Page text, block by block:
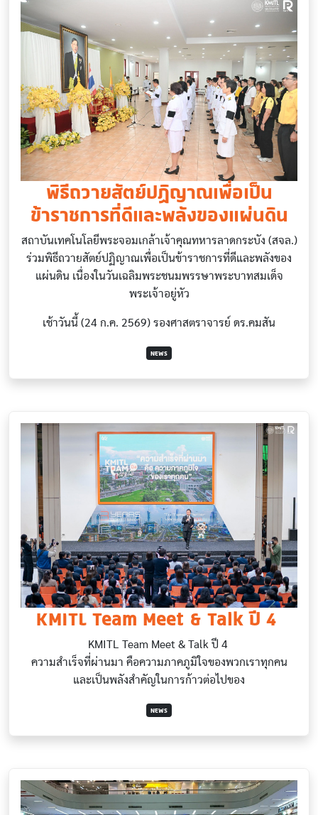
พิธีถวายสัตย์ปฏิญาณเพื่อเป็น
ข้าราชการที่ดีและพลังของแผ่นดิน
สถาบันเทคโนโลยีพระจอมเกล้าเจ้าคุณทหารลาดกระบัง (สจล.)
ร่วมพิธีถวายสัตย์ปฏิญาณเพื่อเป็นข้าราชการที่ดีและพลังของ
แผ่นดิน เนื่องในวันเฉลิมพระชนมพรรษาพระบาทสมเด็จ
พระเจ้าอยู่หัว
เช้าวันนี้ (24 ก.ค. 2569) รองศาสตราจารย์ ดร.คมสัน
NEWS
KMITL Team Meet & Talk ปี 4
KMITL Team Meet & Talk ปี 4
ความสำเร็จที่ผ่านมา คือความภาคภูมิใจของพวกเราทุกคน
และเป็นพลังสำคัญในการก้าวต่อไปของ
NEWS